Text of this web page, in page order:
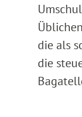
die als
die